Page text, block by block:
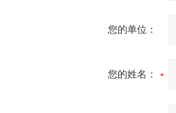
您的单位：
您的姓名：